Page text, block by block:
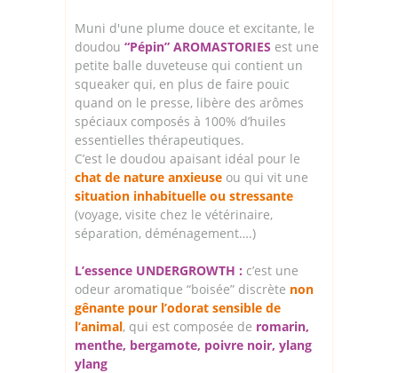
Muni d'une plume douce et excitante, le
doudou “Pépin” AROMASTORIES est une
petite balle duveteuse qui contient un
squeaker qui, en plus de faire pouic
quand on le presse, libère des arômes
spéciaux composés à 100% d’huiles
essentielles thérapeutiques.
C’est le doudou apaisant idéal pour le
chat de nature anxieuse ou qui vit une
situation inhabituelle ou stressante
(voyage, visite chez le vétérinaire,
séparation, déménagement….)
L’essence UNDERGROWTH : c’est une
odeur aromatique “boisée” discrète non
gênante pour l’odorat sensible de
l’animal, qui est composée de romarin,
menthe, bergamote, poivre noir, ylang
ylang